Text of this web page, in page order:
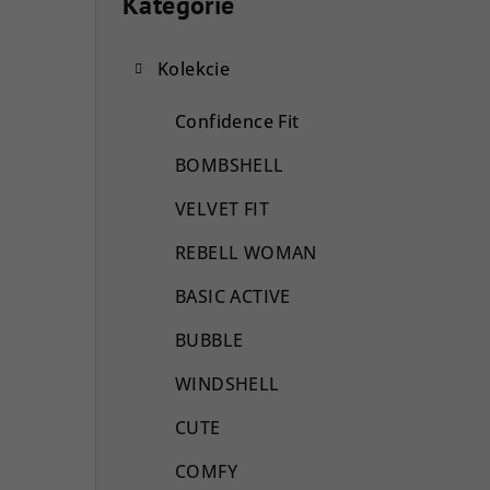
kategórie
Kolekcie
Confidence Fit
BOMBSHELL
VELVET FIT
REBELL WOMAN
BASIC ACTIVE
BUBBLE
WINDSHELL
CUTE
COMFY